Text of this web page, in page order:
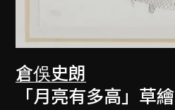
倉俁史朗
「月亮有多高」草繪